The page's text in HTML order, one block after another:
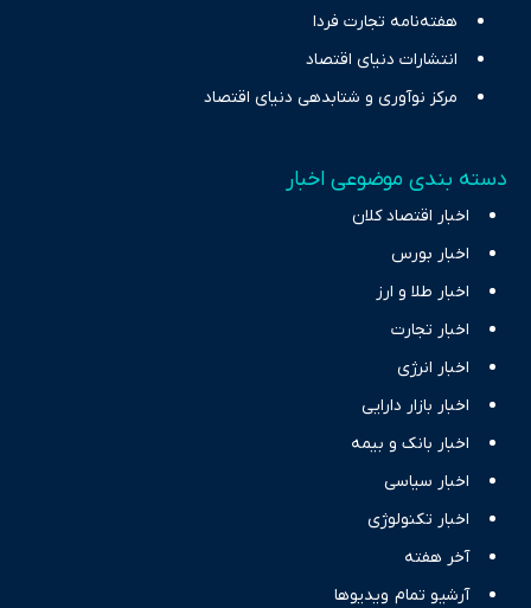
هفته‌نامه تجارت فردا
انتشارات دنیای اقتصاد
مرکز نوآوری و شتابدهی دنیای اقتصاد
دسته بندی موضوعی اخبار
اخبار اقتصاد کلان
اخبار بورس
اخبار طلا و ارز
اخبار تجارت
اخبار انرژی
اخبار بازار دارایی
اخبار بانک و بیمه
اخبار سیاسی
اخبار تکنولوژی
آخر هفته
آرشیو تمام ویدیوها